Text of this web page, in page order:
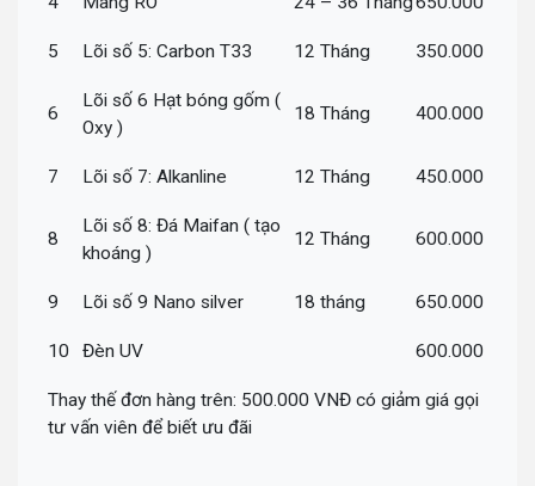
5 Lõi số 5: Carbon T33 12 Tháng 350.000
6
Lõi số 6 Hạt bóng gốm (
Oxy )
18 Tháng 400.000
7 Lõi số 7: Alkanline 12 Tháng 450.000
8
Lõi số 8: Đá Maifan ( tạo
khoáng )
12 Tháng 600.000
9 Lõi số 9 Nano silver 18 tháng 650.000
10 Đèn UV 600.000
Thay thế đơn hàng trên: 500.000 VNĐ có giảm giá gọi
tư vấn viên để biết ưu đãi